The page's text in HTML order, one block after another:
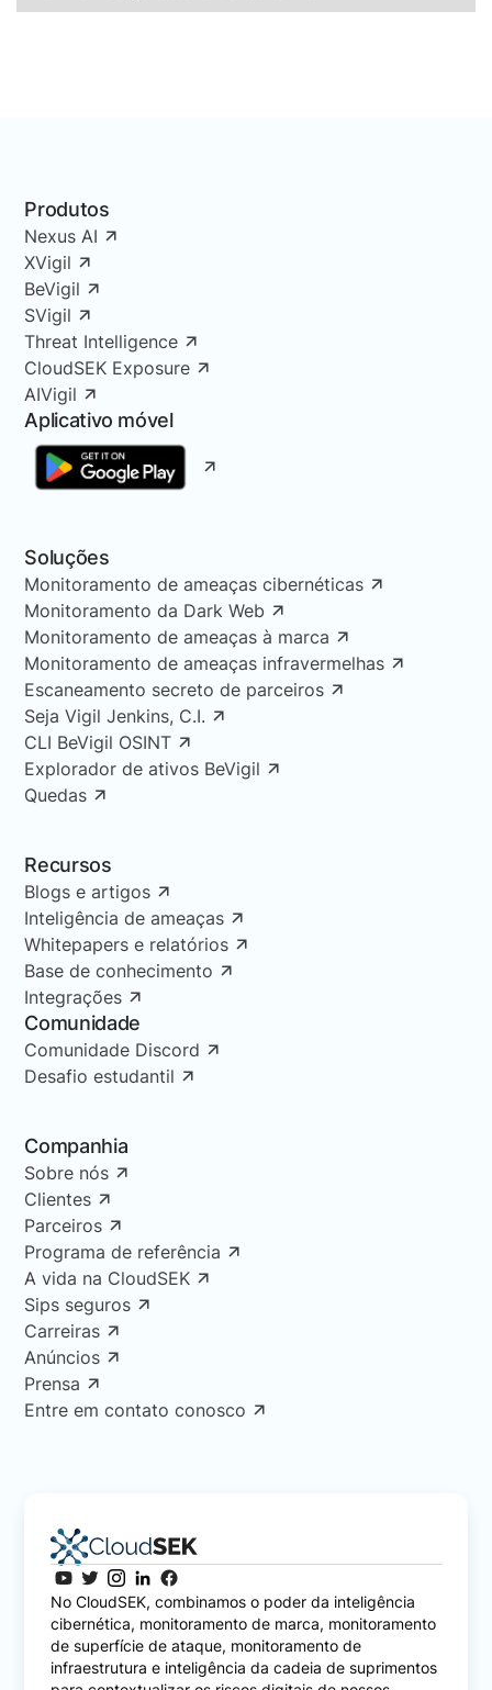
Produtos
Nexus AI
XVigil
BeVigil
SVigil
Threat Intelligence
CloudSEK Exposure
AIVigil
Aplicativo móvel
Soluções
Monitoramento de ameaças cibernéticas
Monitoramento da Dark Web
Monitoramento de ameaças à marca
Monitoramento de ameaças infravermelhas
Escaneamento secreto de parceiros
Seja Vigil Jenkins, C.I.
CLI BeVigil OSINT
Explorador de ativos BeVigil
Quedas
Recursos
Blogs e artigos
Inteligência de ameaças
Whitepapers e relatórios
Base de conhecimento
Integrações
Comunidade
Comunidade Discord
Desafio estudantil
Companhia
Sobre nós
Clientes
Parceiros
Programa de referência
A vida na CloudSEK
Sips seguros
Carreiras
Anúncios
Prensa
Entre em contato conosco
No CloudSEK, combinamos o poder da inteligência
cibernética, monitoramento de marca, monitoramento
de superfície de ataque, monitoramento de
infraestrutura e inteligência da cadeia de suprimentos